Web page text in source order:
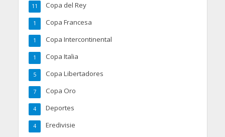
Copa del Rey
11
Copa Francesa
1
Copa Intercontinental
1
Copa Italia
1
Copa Libertadores
5
Copa Oro
7
Deportes
4
Eredivisie
4